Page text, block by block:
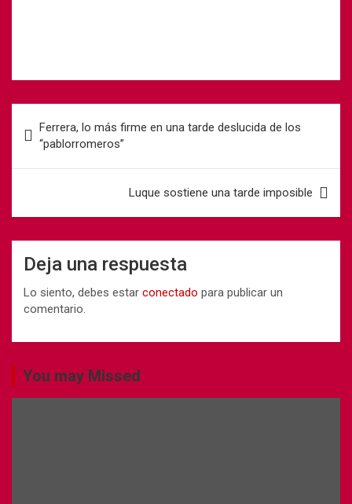
Ferrera, lo más firme en una tarde deslucida de los
“pablorromeros”
Luque sostiene una tarde imposible
Deja una respuesta
Lo siento, debes estar conectado para publicar un
comentario.
You may Missed